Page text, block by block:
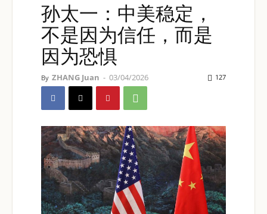
孙太一：中美稳定，
不是因为信任，而是
因为恐惧
By ZHANG Juan - 03/04/2026 127